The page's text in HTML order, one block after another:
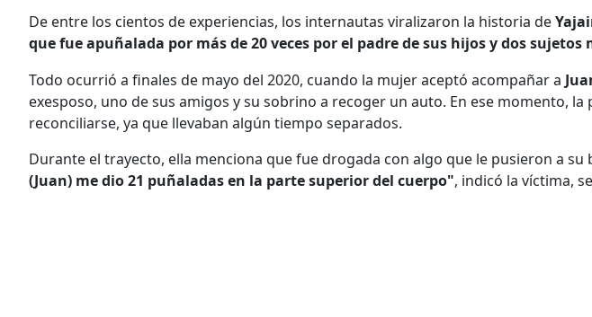
De entre los cientos de experiencias, los internautas viralizaron la historia de
que fue apuñalada por más de 20 veces por el padre de sus hijos y dos sujetos
Todo ocurrió a finales de mayo del 2020, cuando la mujer aceptó acompañar a
exesposo, uno de sus amigos y su sobrino a recoger un auto. En ese momento, la
reconciliarse, ya que llevaban algún tiempo separados.
Durante el trayecto, ella menciona que fue drogada con algo que le pusieron a su
(Juan) me dio 21 puñaladas en la parte superior del cuerpo", indicó la víctima,